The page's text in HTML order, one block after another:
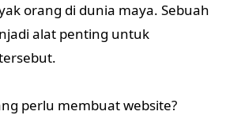
orang di dunia maya. Sebuah
alat penting untuk
perlu membuat website?